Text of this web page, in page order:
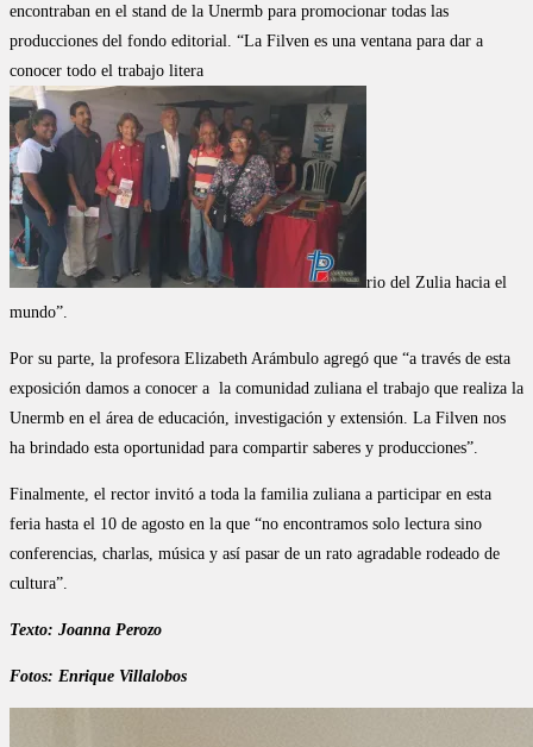
encontraban en el stand de la Unermb para promocionar todas las
producciones del fondo editorial. “La Filven es una ventana para dar a
conocer todo el trabajo litera
rio del Zulia hacia el
mundo”.
Por su parte, la profesora Elizabeth Arámbulo agregó que “a través de esta
exposición damos a conocer a la comunidad zuliana el trabajo que realiza la
Unermb en el área de educación, investigación y extensión. La Filven nos
ha brindado esta oportunidad para compartir saberes y producciones”.
Finalmente, el rector invitó a toda la familia zuliana a participar en esta
feria hasta el 10 de agosto en la que “no encontramos solo lectura sino
conferencias, charlas, música y así pasar de un rato agradable rodeado de
cultura”.
Texto: Joanna Perozo
Fotos: Enrique Villalobos